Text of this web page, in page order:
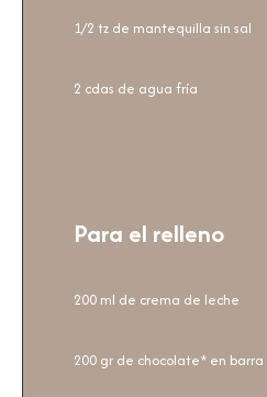
1/2 tz de mantequilla sin sal
2 cdas de agua fría
Para el relleno
200 ml de crema de leche
200 gr de chocolate* en